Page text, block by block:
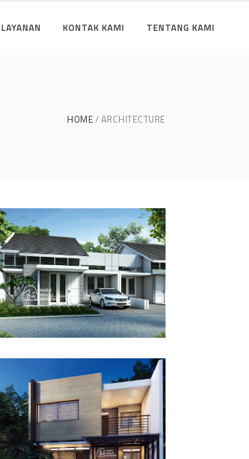
LAYANAN KONTAK KAMI TENTANG KAMI
HOME ARCHITECTURE
Desain Cluster Graha di
Karanggan Cibubur
DESAIN RUMAH TERBAIK
Desain Rumah Taman
Mutiara di Cibinong
Bogor
DESAIN RUMAH TERBAIK